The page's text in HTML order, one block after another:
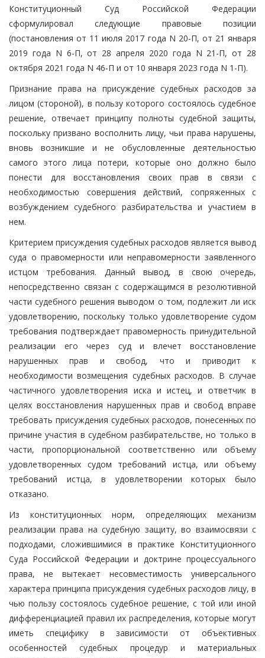
Конституционный Суд Российской Федерации
сформулировал следующие правовые позиции
(постановления от 11 июля 2017 года N 20-П, от 21 января
2019 года N 6-П, от 28 апреля 2020 года N 21-П, от 28
октября 2021 года N 46-П и от 10 января 2023 года N 1-П).
Признание права на присуждение судебных расходов за
лицом (стороной), в пользу которого состоялось судебное
решение, отвечает принципу полноты судебной защиты,
поскольку призвано восполнить лицу, чьи права нарушены,
вновь возникшие и не обусловленные деятельностью
самого этого лица потери, которые оно должно было
понести для восстановления своих прав в связи с
необходимостью совершения действий, сопряженных с
возбуждением судебного разбирательства и участием в
нем.
Критерием присуждения судебных расходов является вывод
суда о правомерности или неправомерности заявленного
истцом требования. Данный вывод, в свою очередь,
непосредственно связан с содержащимся в резолютивной
части судебного решения выводом о том, подлежит ли иск
удовлетворению, поскольку только удовлетворение судом
требования подтверждает правомерность принудительной
реализации его через суд и влечет восстановление
нарушенных прав и свобод, что и приводит к
необходимости возмещения судебных расходов. В случае
частичного удовлетворения иска и истец, и ответчик в
целях восстановления нарушенных прав и свобод вправе
требовать присуждения судебных расходов, понесенных по
причине участия в судебном разбирательстве, но только в
части, пропорциональной соответственно или объему
удовлетворенных судом требований истца, или объему
требований истца, в удовлетворении которых было
отказано.
Из конституционных норм, определяющих механизм
реализации права на судебную защиту, во взаимосвязи с
подходами, сложившимися в практике Конституционного
Суда Российской Федерации и доктрине процессуального
права, не вытекает несовместимость универсального
характера принципа присуждения судебных расходов лицу, в
чью пользу состоялось судебное решение, с той или иной
дифференциацией правил их распределения, которые могут
иметь специфику в зависимости от объективных
особенностей судебных процедур и материальных